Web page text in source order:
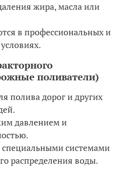
жира, масла или
в профессиональных и
поливатели)
полива дорог и других
давлением и
системами
распределения воды.